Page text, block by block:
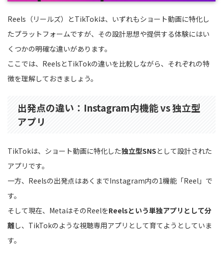
Reels（リールズ）とTikTokは、いずれもショート動画に特化し
たプラットフォームですが、その設計思想や提供する体験にはい
くつかの明確な違いがあります。
ここでは、ReelsとTikTokの違いを比較しながら、それぞれの特
徴を理解しておきましょう。
出発点の違い：Instagram内機能 vs 独立型
アプリ
TikTokは、ショート動画に特化した独立型SNSとして設計された
アプリです。
一方、Reelsの出発点はあくまでInstagram内の1機能「Reel」で
す。
そして現在、MetaはそのReelをReelsという単独アプリとして分
離し、TikTokのような視聴専用アプリとして育てようとしていま
す。